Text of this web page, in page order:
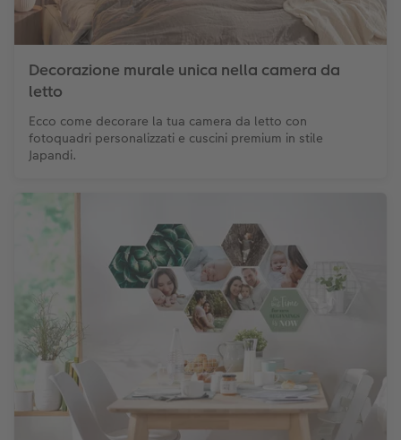
Decorazione murale unica nella camera da
letto
Ecco come decorare la tua camera da letto con
fotoquadri personalizzati e cuscini premium in stile
Japandi.